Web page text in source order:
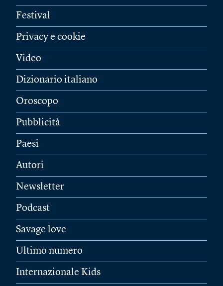
Festival
Privacy e cookie
Video
Dizionario italiano
Oroscopo
Pubblicità
Paesi
Autori
Newsletter
Podcast
Savage love
Ultimo numero
Internazionale Kids